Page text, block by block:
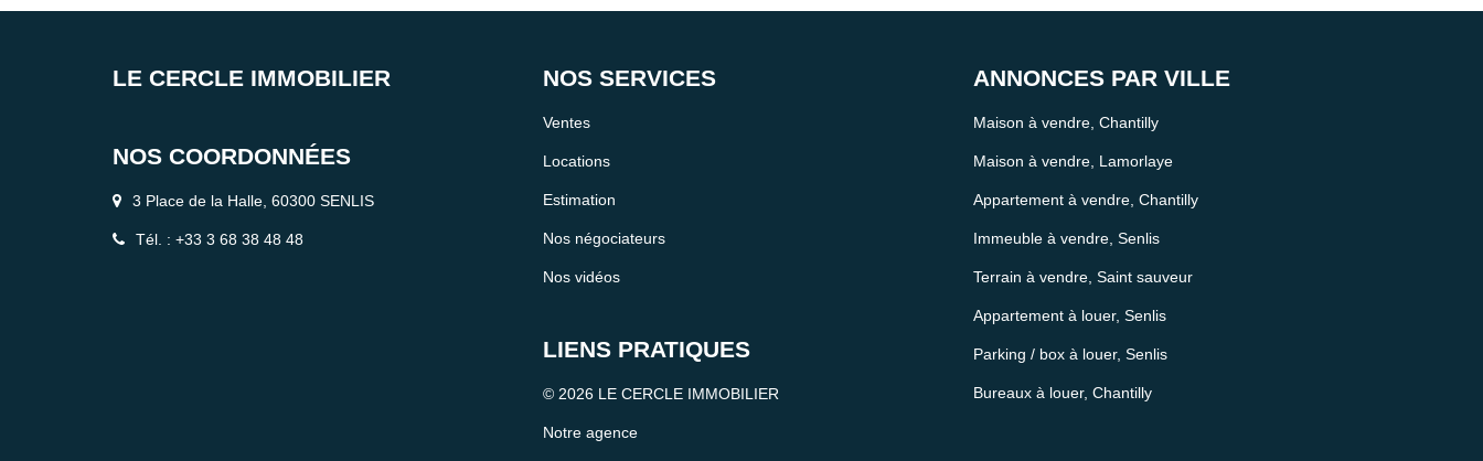
LE CERCLE IMMOBILIER
NOS COORDONNÉES
3 Place de la Halle, 60300 SENLIS
Tél. : +33 3 68 38 48 48
NOS SERVICES
Ventes
Locations
Estimation
Nos négociateurs
Nos vidéos
LIENS PRATIQUES
© 2026 LE CERCLE IMMOBILIER
Notre agence
ANNONCES PAR VILLE
Maison à vendre, Chantilly
Maison à vendre, Lamorlaye
Appartement à vendre, Chantilly
Immeuble à vendre, Senlis
Terrain à vendre, Saint sauveur
Appartement à louer, Senlis
Parking / box à louer, Senlis
Bureaux à louer, Chantilly